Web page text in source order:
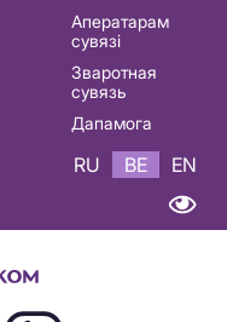
Аператарам
сувязі
Зваротная
сувязь
Дапамога
RU BE EN